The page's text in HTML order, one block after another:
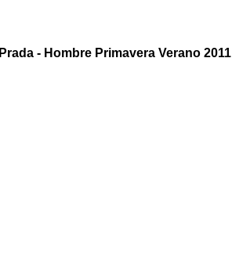
Prada - Hombre Primavera Verano 2011